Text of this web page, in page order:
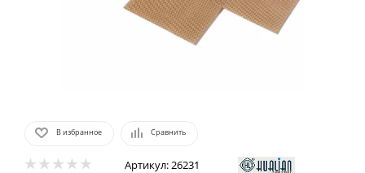
В избранное Сравнить
Артикул:26231